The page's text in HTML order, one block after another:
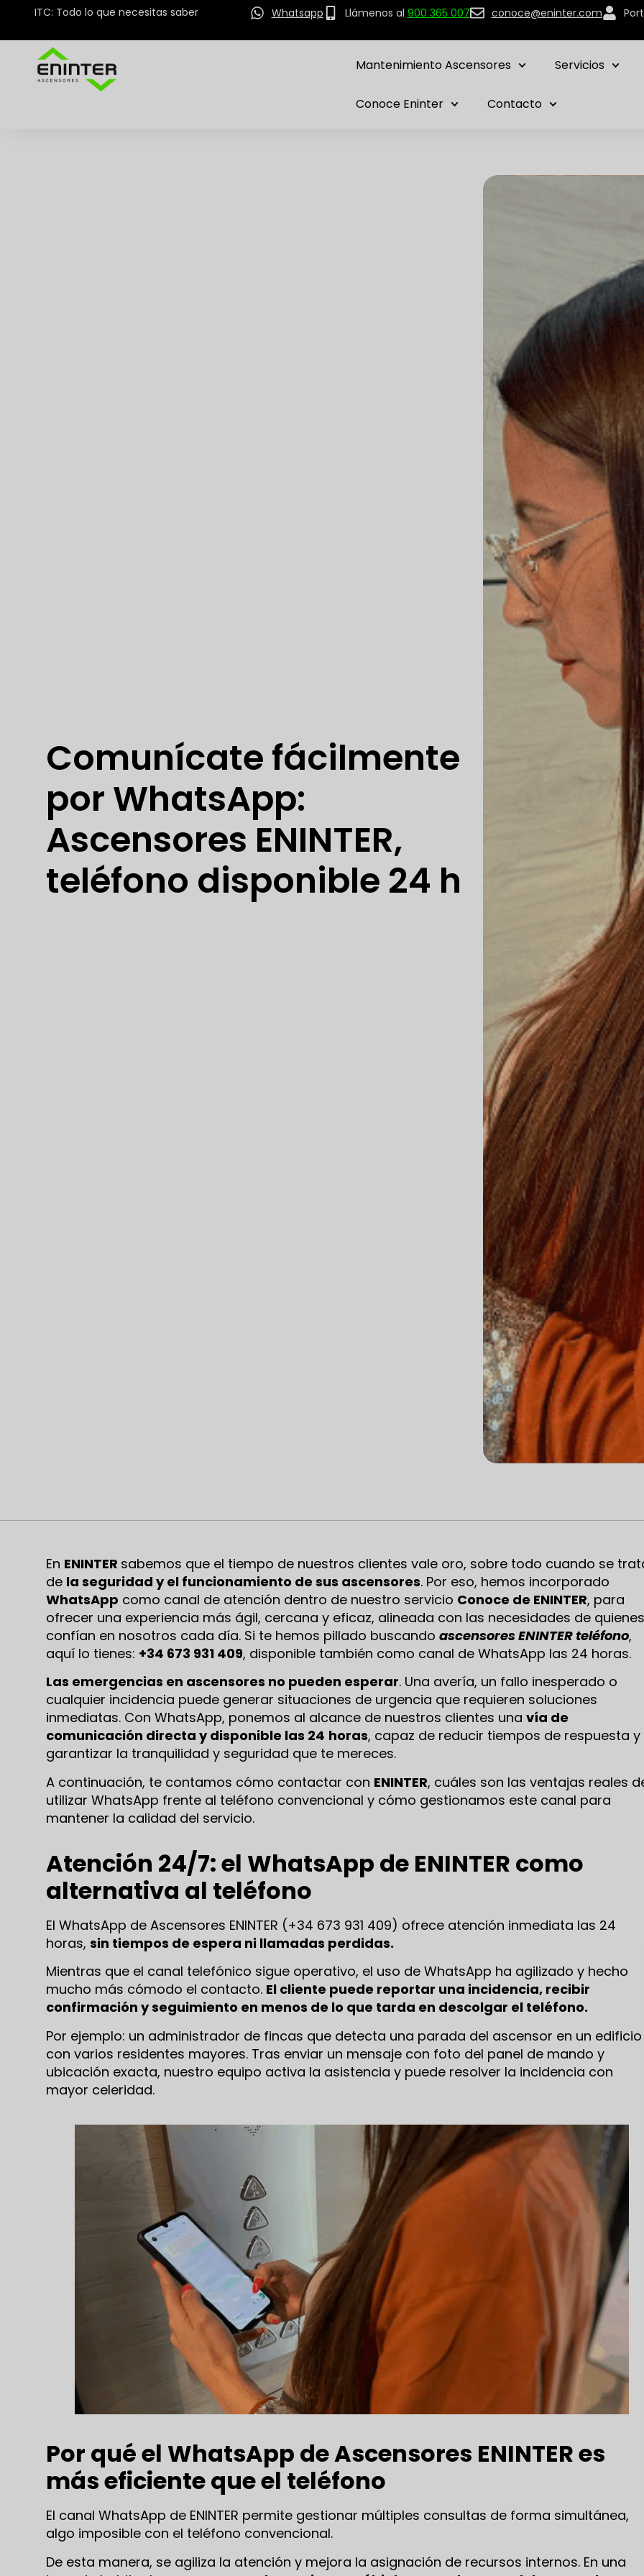
ITC: Todo lo que necesitas saber Whatsapp Llámenos al 900 365 007 conoce@eninter.com
Mantenimiento Ascensores Servicios
Conoce Eninter Contacto
Comunícate fácilmente
por WhatsApp:
Ascensores ENINTER,
teléfono disponible 24 h
En ENINTER sabemos que el tiempo de nuestros clientes vale oro, sobre todo cuando se
de la seguridad y el funcionamiento de sus ascensores. Por eso, hemos incorporado
WhatsApp como canal de atención dentro de nuestro servicio Conoce de ENINTER, para
ofrecer una experiencia más ágil, cercana y eficaz, alineada con las necesidades de quienes
confían en nosotros cada día. Si te hemos pillado buscando ascensores ENINTER teléfono,
aquí lo tienes: +34 673 931 409, disponible también como canal de WhatsApp las 24 horas.
Las emergencias en ascensores no pueden esperar. Una avería, un fallo inesperado o
cualquier incidencia puede generar situaciones de urgencia que requieren soluciones
inmediatas. Con WhatsApp, ponemos al alcance de nuestros clientes una vía de
comunicación directa y disponible las 24 horas, capaz de reducir tiempos de respuesta y
garantizar la tranquilidad y seguridad que te mereces.
A continuación, te contamos cómo contactar con ENINTER, cuáles son las ventajas reales
utilizar WhatsApp frente al teléfono convencional y cómo gestionamos este canal para
mantener la calidad del servicio.
Atención 24/7: el WhatsApp de ENINTER como
alternativa al teléfono
El WhatsApp de Ascensores ENINTER (+34 673 931 409) ofrece atención inmediata las 24
horas, sin tiempos de espera ni llamadas perdidas.
Mientras que el canal telefónico sigue operativo, el uso de WhatsApp ha agilizado y hecho
mucho más cómodo el contacto. El cliente puede reportar una incidencia, recibir
confirmación y seguimiento en menos de lo que tarda en descolgar el teléfono.
Por ejemplo: un administrador de fincas que detecta una parada del ascensor en un edificio
con varios residentes mayores. Tras enviar un mensaje con foto del panel de mando y
ubicación exacta, nuestro equipo activa la asistencia y puede resolver la incidencia con
mayor celeridad.
Por qué el WhatsApp de Ascensores ENINTER es
más eficiente que el teléfono
El canal WhatsApp de ENINTER permite gestionar múltiples consultas de forma simultánea,
algo imposible con el teléfono convencional.
De esta manera, se agiliza la atención y mejora la asignación de recursos internos. En una